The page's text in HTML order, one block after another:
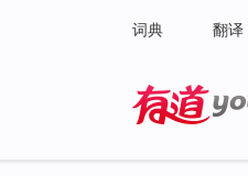
词典 翻译